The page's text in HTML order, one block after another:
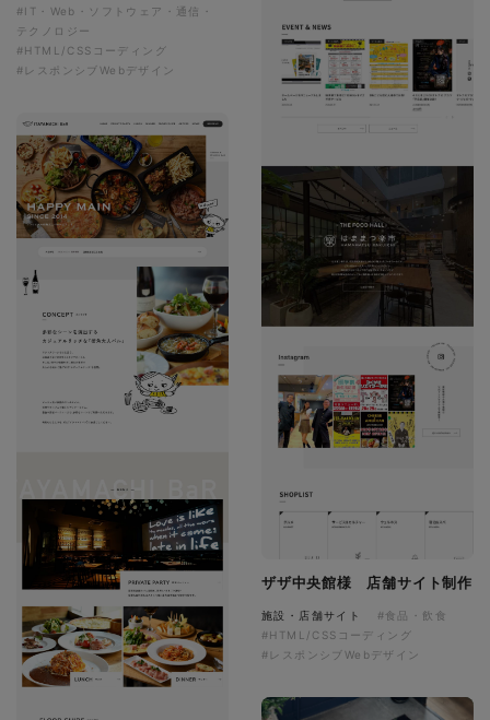
#IT・Web・ソフトウェア・通信・
テクノロジー
#HTML/CSSコーディング
#レスポンシブWebデザイン
ザザ中央館様 店舗サイト制作
施設・店舗サイト
#食品・飲食
#HTML/CSSコーディング
#レスポンシブWebデザイン